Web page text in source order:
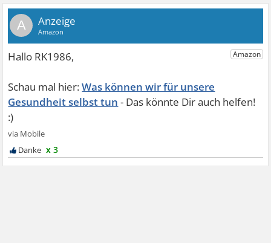
A
Was können wir für unsere
Gesundheit selbst tun
x 3